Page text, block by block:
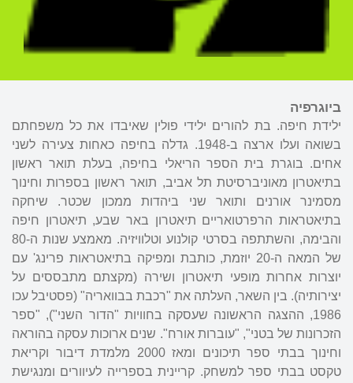
ביוגרפיה
ילידת חיפה. בת להורים ילידי פולין שאיבדו את כל משפחתם
בשואה ועלו ארצה ב-1948. גדלה בחיפה כאחות צעירה לשני
אחים. בוגרת בית הספר הריאלי בחיפה, בעלת תואר ראשון
בתיאטרון מאוניברסיטת תל אביב, תואר ראשון בספרות וחינוך
מסמינר אורנים ותואר שני ביהדות ממכון שכטר. שיחקה
בתיאטראות הרפרטואריים תיאטרון באר שבע, תיאטרון חיפה
והבימה, והשתתפה בסרטי קולנוע וטלוויזיה. מאמצע שנות ה-80
של המאה ה-20 יוזמת, כותבת ומפיקה בתיאטראות פרינג' עם
יוצרות אחרות מופעי תיאטרון ושירה (מקצתם מתבססים על
יצירותיה). בין השאר, העלתה את "רכבת בבוואריה" (פסטיבל עכו
1986, ההצגה הראשונה שעסקה בחוויות "הדור השני"), "ספר
הזכרונות של בטני", "עוברות אורח". שנים ארוכות עסקה בהוראה
וחינוך בבתי ספר תיכונים ומאז 2000 מלמדת דיבור וקריאת
טקסט בבתי ספר למשחק. קריינית בספרייה לעיוורים ומנגישת